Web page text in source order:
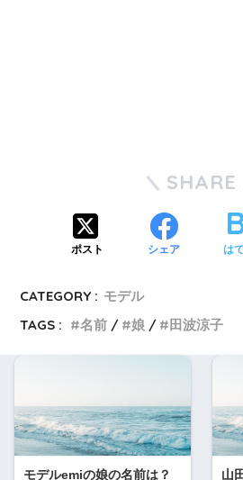
SHARE
ポスト シェア は
CATEGORY : モデル
TAGS :
名前 娘 田波涼子
モデルemiの娘の名前は？
山